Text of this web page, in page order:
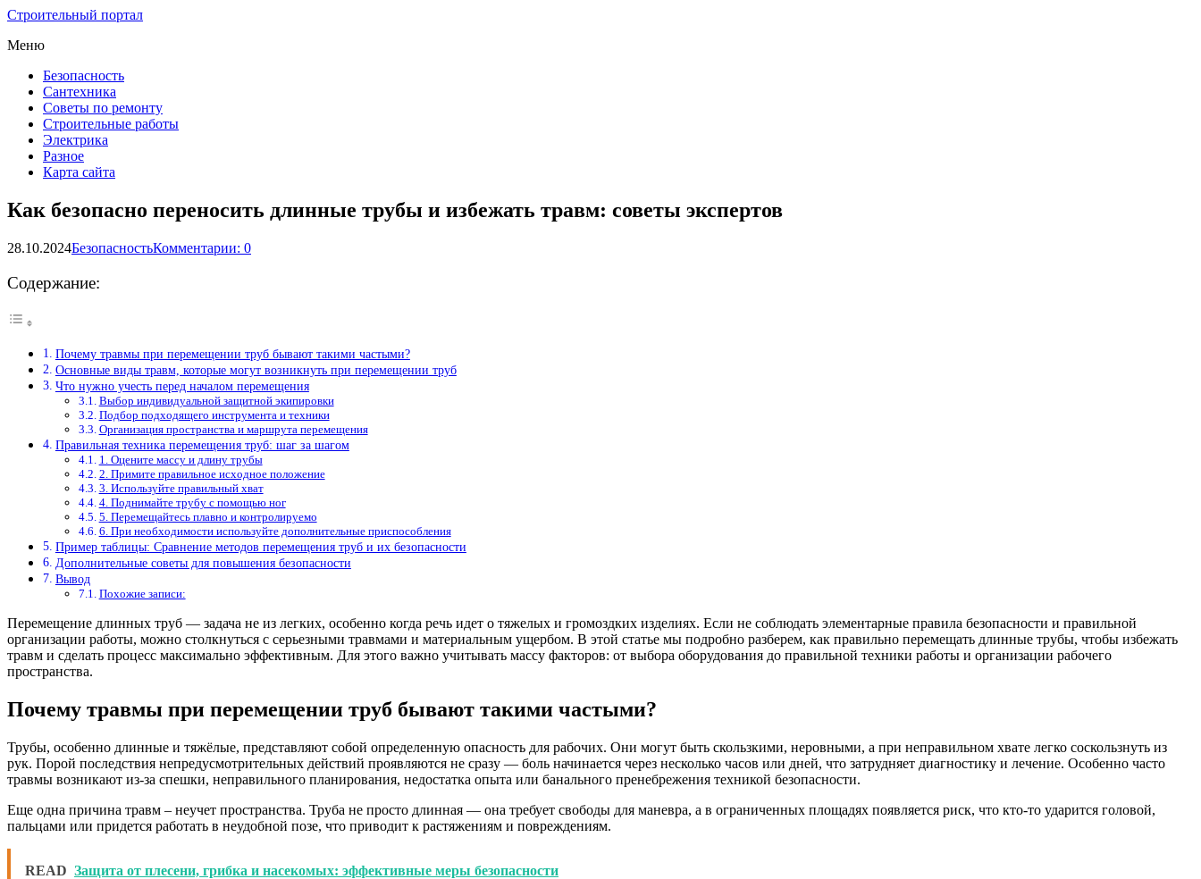
Строительный портал
Меню
Безопасность
Сантехника
Советы по ремонту
Строительные работы
Электрика
Разное
Карта сайта
Как безопасно переносить длинные трубы и избежать травм: советы экспертов
28.10.2024БезопасностьКомментарии: 0
Содержание:
Почему травмы при перемещении труб бывают такими частыми?
Основные виды травм, которые могут возникнуть при перемещении труб
Что нужно учесть перед началом перемещения
Выбор индивидуальной защитной экипировки
Подбор подходящего инструмента и техники
Организация пространства и маршрута перемещения
Правильная техника перемещения труб: шаг за шагом
1. Оцените массу и длину трубы
2. Примите правильное исходное положение
3. Используйте правильный хват
4. Поднимайте трубу с помощью ног
5. Перемещайтесь плавно и контролируемо
6. При необходимости используйте дополнительные приспособления
Пример таблицы: Сравнение методов перемещения труб и их безопасности
Дополнительные советы для повышения безопасности
Вывод
Похожие записи:
Перемещение длинных труб — задача не из легких, особенно когда речь идет о тяжелых и громоздких изделиях. Если не соблюдать элементарные правила безопасности и правильной
организации работы, можно столкнуться с серьезными травмами и материальным ущербом. В этой статье мы подробно разберем, как правильно перемещать длинные трубы, чтобы избежать
травм и сделать процесс максимально эффективным. Для этого важно учитывать массу факторов: от выбора оборудования до правильной техники работы и организации рабочего
пространства.
Почему травмы при перемещении труб бывают такими частыми?
Трубы, особенно длинные и тяжёлые, представляют собой определенную опасность для рабочих. Они могут быть скользкими, неровными, а при неправильном хвате легко соскользнуть из
рук. Порой последствия непредусмотрительных действий проявляются не сразу — боль начинается через несколько часов или дней, что затрудняет диагностику и лечение. Особенно часто
травмы возникают из-за спешки, неправильного планирования, недостатка опыта или банального пренебрежения техникой безопасности.
Еще одна причина травм – неучет пространства. Труба не просто длинная — она требует свободы для маневра, а в ограниченных площадях появляется риск, что кто-то ударится головой,
пальцами или придется работать в неудобной позе, что приводит к растяжениям и повреждениям.
READ Защита от плесени, грибка и насекомых: эффективные меры безопасности